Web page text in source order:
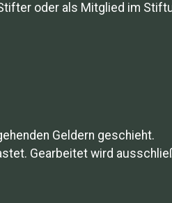
oder als Mitglied im
Geldern geschieht.
Gearbeitet wird